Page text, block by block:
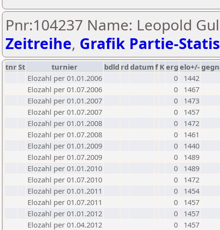
Pnr:104237 Name: Leopold
Zeitreihe, Grafik Partie-
tnrSt turnier bdld rd datumf Kerg elo+/-
Elozahl per 01.01.2006
0
1442
Elozahl per 01.07.2006
0
1467
Elozahl per 01.01.2007
0
1473
Elozahl per 01.07.2007
0
1457
Elozahl per 01.01.2008
0
1472
Elozahl per 01.07.2008
0
1461
Elozahl per 01.01.2009
0
1440
Elozahl per 01.07.2009
0
1489
Elozahl per 01.01.2010
0
1489
Elozahl per 01.07.2010
0
1472
Elozahl per 01.01.2011
0
1454
Elozahl per 01.07.2011
0
1457
Elozahl per 01.01.2012
0
1457
Elozahl per 01.04.2012
0
1457